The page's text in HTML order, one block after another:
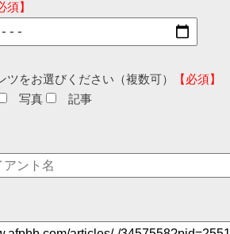
須】
ツをお選びください（複数可）
【必須】
写真 記事